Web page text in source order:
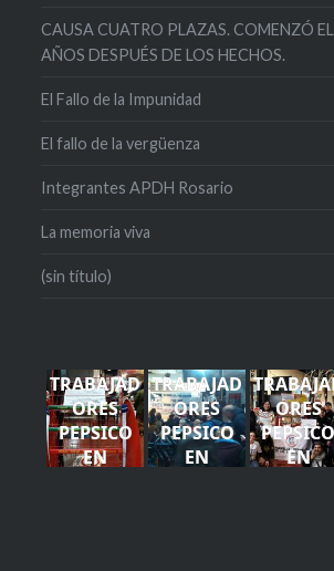
CAUSA CUATRO PLAZAS. COMENZÓ
AÑOS DESPUÉS DE LOS HECHOS.
El Fallo de la Impunidad
El fallo de la vergüenza
Integrantes APDH Rosario
La memoria viva
(sin título)
TRABAJAD
ORES
PEPSICO
EN
TRABAJAD
ORES
PEPSICO
EN
ORES
PEPSICO
EN